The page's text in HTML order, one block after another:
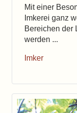
Mit einer
Imkerei ganz
Bereichen der
werden ...
Imker